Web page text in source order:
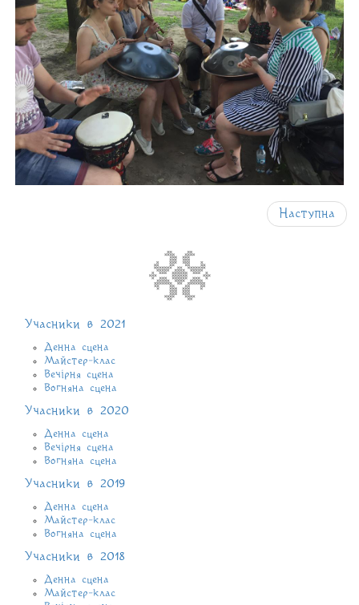
Наступна
Учасники в 2021
Денна сцена
Майстер-клас
Вечірня сцена
Вогняна сцена
Учасники в 2020
Денна сцена
Вечірня сцена
Вогняна сцена
Учасники в 2019
Денна сцена
Майстер-клас
Вогняна сцена
Учасники в 2018
Денна сцена
Майстер-клас